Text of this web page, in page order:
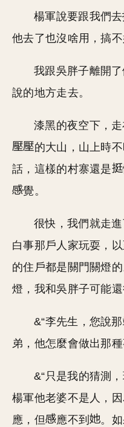
楊軍說要跟我們
他去了也沒啥用，搞
我跟吳胖子離開
說的地方走去。
漆黑的夜空下，
的大山，山上時
話，這樣的村寨還是
覺。
很快，我們就走
白事那戶人家玩耍，
的住戶都是關門關燈
燈，我和吳胖子可能還
&“李先生，您說
弟，他怎麼會做出那
&“只是我的猜測
楊軍他老婆不是人，
應，但
應不到
。